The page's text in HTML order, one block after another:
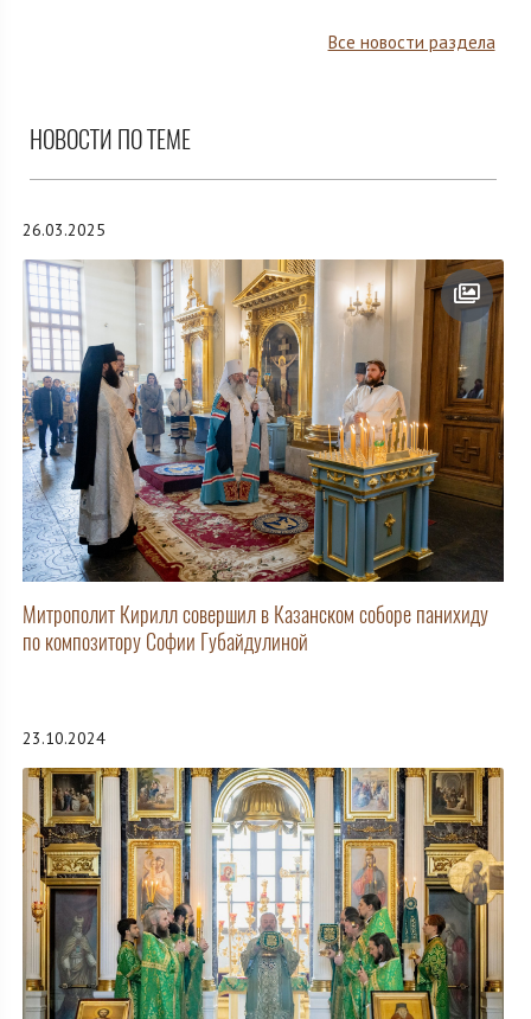
Все новости раздела
НОВОСТИ ПО ТЕМЕ
26.03.2025
Митрополит Кирилл совершил в Казанском соборе панихиду
по композитору Софии Губайдулиной
23.10.2024